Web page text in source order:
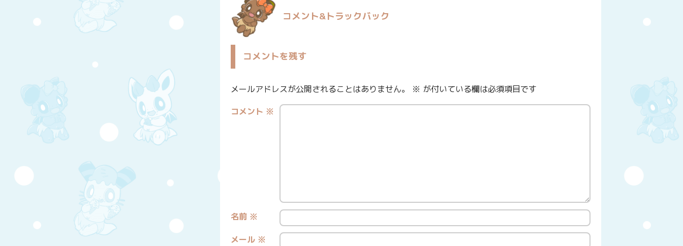
コメント&トラックバック
コメントを残す
メールアドレスが公開されることはありません。 ※ が付いている欄は必須項目です
コメント ※
名前 ※
メール ※